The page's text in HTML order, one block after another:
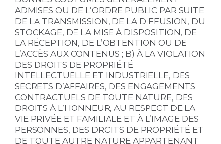
ADMISES OU DE L’ORDRE PUBLIC PAR SUITE
DE LA TRANSMISSION, DE LA DIFFUSION, DU
STOCKAGE, DE LA MISE À DISPOSITION, DE
LA RÉCEPTION, DE L’OBTENTION OU DE
L’ACCÈS AUX CONTENUS ; B) À LA VIOLATION
DES DROITS DE PROPRIÉTÉ
INTELLECTUELLE ET INDUSTRIELLE, DES
SECRETS D’AFFAIRES, DES ENGAGEMENTS
CONTRACTUELS DE TOUTE NATURE, DES
DROITS À L’HONNEUR, AU RESPECT DE LA
VIE PRIVÉE ET FAMILIALE ET À L’IMAGE DES
PERSONNES, DES DROITS DE PROPRIÉTÉ ET
DE TOUTE AUTRE NATURE APPARTENANT